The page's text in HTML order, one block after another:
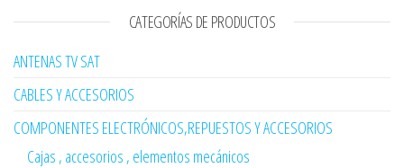
CATEGORÍAS DE PRODUCTOS
ANTENAS TV SAT
CABLES Y ACCESORIOS
COMPONENTES ELECTRÓNICOS,REPUESTOS Y ACCESORIOS
Cajas , accesorios , elementos mecánicos